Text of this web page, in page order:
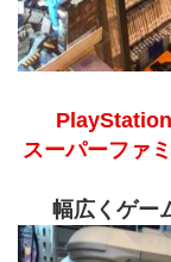
PlayStation
スーパーファ
幅広くゲー